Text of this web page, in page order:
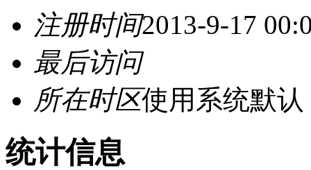
注册时间2013-9-17
最后访问
所在时区使用系统默认
统计信息